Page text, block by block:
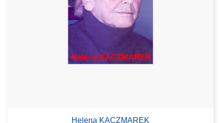
Helena KACZMAREK